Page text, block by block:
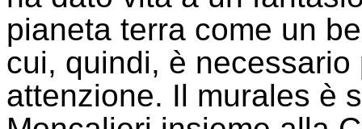
pianeta terra come un
cui, quindi, è
attenzione. Il murales è